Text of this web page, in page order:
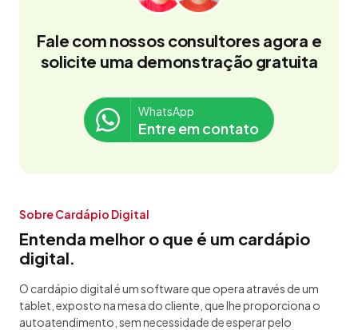
Fale com nossos consultores agora e
solicite uma demonstração gratuita
WhatsApp
Entre em contato
Sobre Cardápio Digital
Entenda melhor o que é um cardápio
digital.
O cardápio digital é um software que opera através de um
tablet, exposto na mesa do cliente, que lhe proporciona o
autoatendimento, sem necessidade de esperar pelo